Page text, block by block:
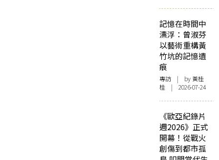
記憶在時間中
漂浮：曾淑芬
以藝術重構黃
竹坑的記憶遺
痕
專訪 | by 黃桂
桂 | 2026-07-24
《歐亞紀錄片
週2026》正式
開幕！從戰火
創傷到都市孤